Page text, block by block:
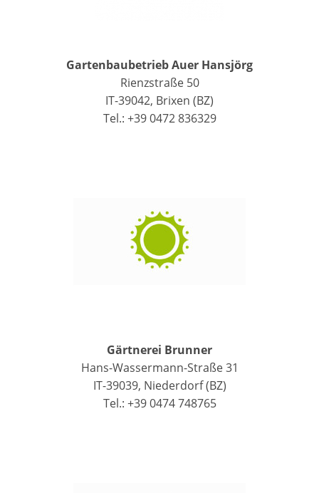
Gartenbaubetrieb Auer Hansjörg
Rienzstraße 50
IT-39042, Brixen (BZ)
Tel.: +39 0472 836329
Gärtnerei Brunner
Hans-Wassermann-Straße 31
IT-39039, Niederdorf (BZ)
Tel.: +39 0474 748765